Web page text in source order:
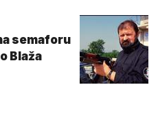
semaforu
Blaža